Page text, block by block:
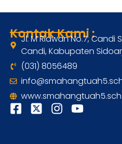
Kontak Kami :
Jl. M Ridwan No.7, Candi
Candi, Kabupaten
(031) 8056489